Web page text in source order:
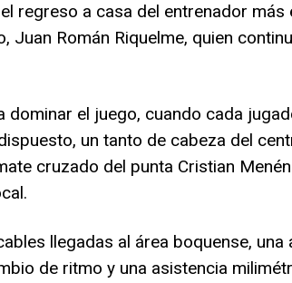
regreso a casa del entrenador más
Juan Román Riquelme, quien
dominar el juego, cuando cada
un tanto de cabeza del
cruzado del punta Cristian
llegadas al área boquense,
de ritmo y una asistencia